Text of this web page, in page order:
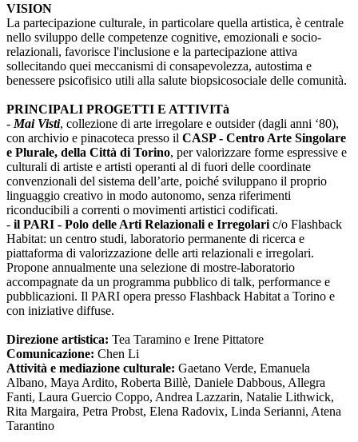
VISION
La partecipazione culturale, in particolare quella artistica, è centrale
nello sviluppo delle competenze cognitive, emozionali e socio-
relazionali, favorisce l'inclusione e la partecipazione attiva
sollecitando quei meccanismi di consapevolezza, autostima e
benessere psicofisico utili alla salute biopsicosociale delle comunità.
PRINCIPALI PROGETTI E ATTIVITà
- Mai Visti, collezione di arte irregolare e outsider (dagli anni ‘80),
con archivio e pinacoteca presso il CASP - Centro Arte Singolare
e Plurale, della Città di Torino, per valorizzare forme espressive e
culturali di artiste e artisti operanti al di fuori delle coordinate
convenzionali del sistema dell’arte, poiché sviluppano il proprio
linguaggio creativo in modo autonomo, senza riferimenti
riconducibili a correnti o movimenti artistici codificati.
- il PARI - Polo delle Arti Relazionali e Irregolari c/o Flashback
Habitat: un centro studi, laboratorio permanente di ricerca e
piattaforma di valorizzazione delle arti relazionali e irregolari.
Propone annualmente una selezione di mostre-laboratorio
accompagnate da un programma pubblico di talk, performance e
pubblicazioni. Il PARI opera presso Flashback Habitat a Torino e
con iniziative diffuse.
Direzione artistica: Tea Taramino e Irene Pittatore
Comunicazione: Chen Li
Attività e mediazione culturale: Gaetano Verde, Emanuela
Albano, Maya Ardito, Roberta Billè, Daniele Dabbous, Allegra
Fanti, Laura Guercio Coppo, Andrea Lazzarin, Natalie Lithwick,
Rita Margaira, Petra Probst, Elena Radovix, Linda Serianni, Atena
Tarantino